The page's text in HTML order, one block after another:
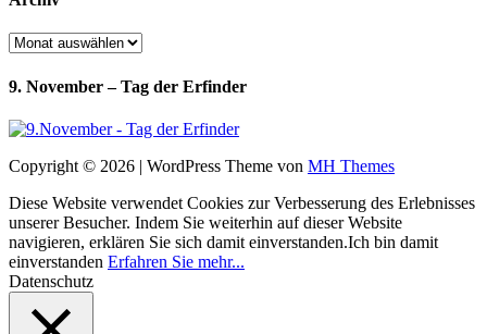
Archiv
9. November – Tag der Erfinder
Copyright © 2026 | WordPress Theme von MH Themes
Diese Website verwendet Cookies zur Verbesserung des Erlebnisses
unserer Besucher. Indem Sie weiterhin auf dieser Website
navigieren, erklären Sie sich damit einverstanden.Ich bin damit
einverstanden Erfahren Sie mehr...
Datenschutz